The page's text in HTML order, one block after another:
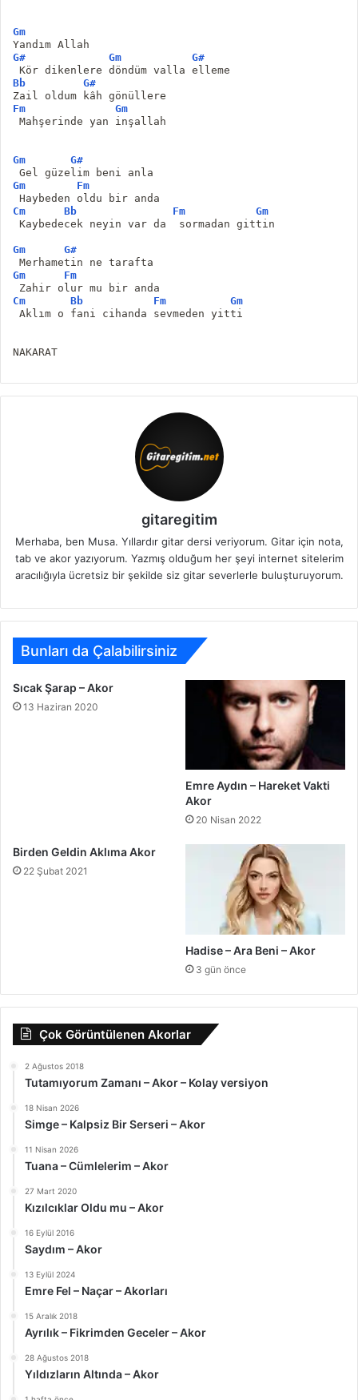
Gm
Yandım Allah
G#
Gm
G#
Kör dikenlere döndüm valla elleme
Bb
G#
Zail oldum kâh gönüllere
Fm
Gm
Mahşerinde yan inşallah
Gm
G#
Gel güzelim beni anla
Gm
Fm
Haybeden oldu bir anda
Cm
Bb Fm
Gm
Kaybedecek neyin var da  sormadan gittin
Gm
G#
Merhametin ne tarafta
Gm
Fm
Zahir olur mu bir anda
Cm
Bb Fm
Gm
Aklım o fani cihanda sevmeden yitti
NAKARAT
gitaregitim
Merhaba, ben Musa. Yıllardır gitar dersi veriyorum. Gitar için nota,
tab ve akor yazıyorum. Yazmış olduğum her şeyi internet sitelerim
aracılığıyla ücretsiz bir şekilde siz gitar severlerle buluşturuyorum.
Bunları da Çalabilirsiniz
Sıcak Şarap – Akor
13 Haziran 2020
Emre Aydın – Hareket Vakti
Akor
20 Nisan 2022
Birden Geldin Aklıma Akor
22 Şubat 2021
Hadise – Ara Beni – Akor
3 gün önce
Çok Görüntülenen Akorlar
2 Ağustos 2018
Tutamıyorum Zamanı – Akor – Kolay versiyon
18 Nisan 2026
Simge – Kalpsiz Bir Serseri – Akor
11 Nisan 2026
Tuana – Cümlelerim – Akor
27 Mart 2020
Kızılcıklar Oldu mu – Akor
16 Eylül 2016
Saydım – Akor
13 Eylül 2024
Emre Fel – Naçar – Akorları
15 Aralık 2018
Ayrılık – Fikrimden Geceler – Akor
28 Ağustos 2018
Yıldızların Altında – Akor